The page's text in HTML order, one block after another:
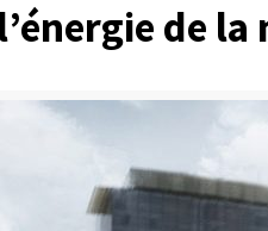
de